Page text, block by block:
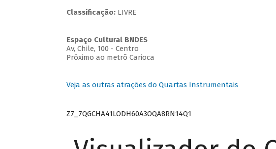
Classificação: LIVRE
Espaço Cultural BNDES
Av, Chile, 100 - Centro
Próximo ao metrô Carioca
Veja as outras atrações do Quartas Instrumentais
Z7_7QGCHA41LODH60A3OQA8RN14Q1